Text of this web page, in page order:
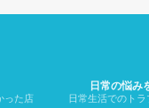
った店
日常の悩み
日常生活でのト